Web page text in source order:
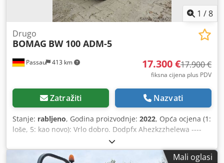
1 /8
Passau 413 km
Drugo
BOMAG BW 100 ADM-5
17.300 €17.900 €
fiksna cijena plus PDV
Zatražiti Nazvati
Stanje: rabljeno, Godina proizvodnje: 2022, Opća ocjena (1:
loše, 5: kao novo): Vrlo dobro. Dodpfx Ahezkzzhelewa ----
Mali oglasi